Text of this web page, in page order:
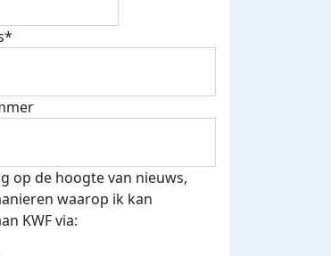
mails verstuurd
t-shirt
op de hoogte van nieuws,
waarop ik kan
KWF via: